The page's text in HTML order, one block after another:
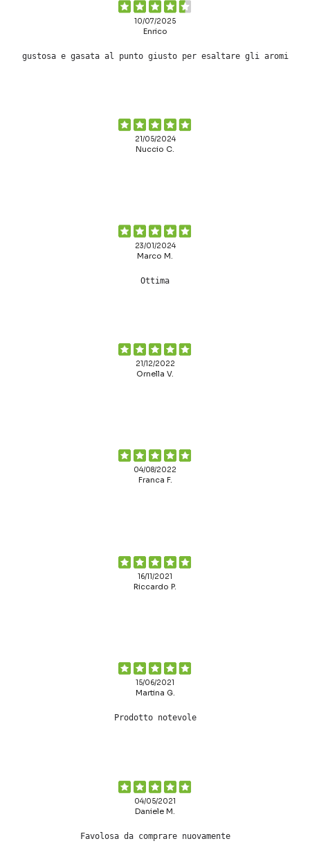
10/07/2025
Enrico
gustosa e gasata al punto giusto per esaltare gli aromi
21/05/2024
Nuccio C.
23/01/2024
Marco M.
Ottima
21/12/2022
Ornella V.
04/08/2022
Franca F.
16/11/2021
Riccardo P.
15/06/2021
Martina G.
Prodotto notevole
04/05/2021
Daniele M.
Favolosa da comprare nuovamente